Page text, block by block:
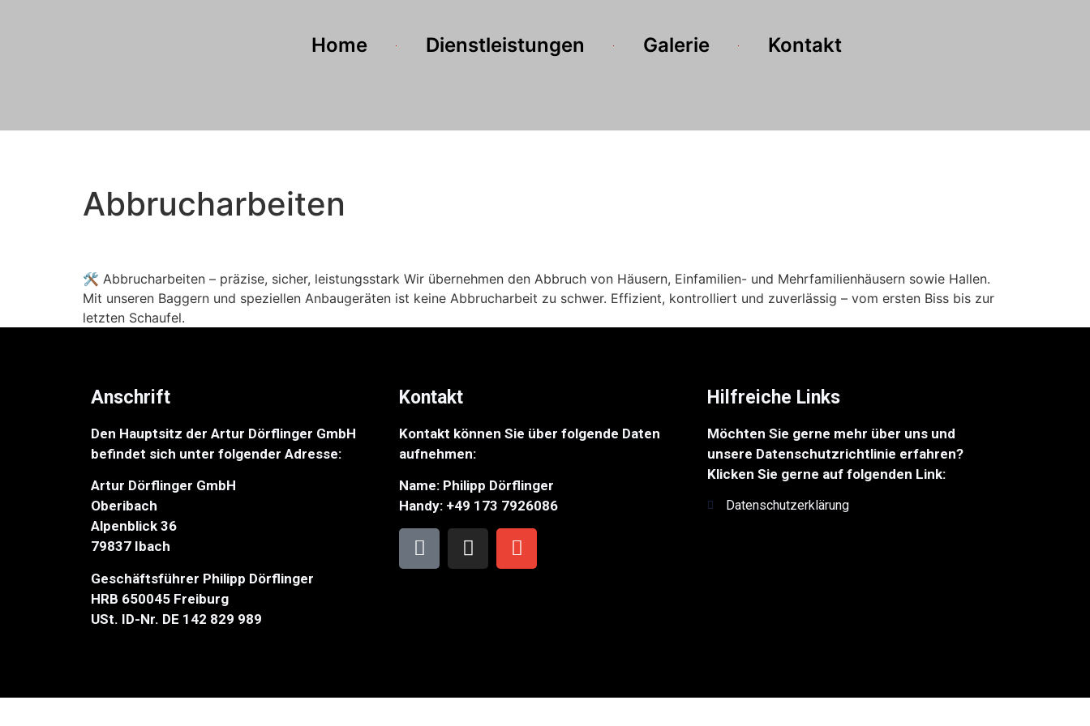
Home Dienstleistungen Galerie Kontakt
Abbrucharbeiten
🛠️ Abbrucharbeiten – präzise, sicher, leistungsstark Wir übernehmen den Abbruch von Häusern, Einfamilien- und Mehrfamilienhäusern sowie Hallen.
Mit unseren Baggern und speziellen Anbaugeräten ist keine Abbrucharbeit zu schwer. Effizient, kontrolliert und zuverlässig – vom ersten Biss bis zur
letzten Schaufel.
Anschrift
Den Hauptsitz der Artur Dörflinger GmbH
befindet sich unter folgender Adresse:
Artur Dörflinger GmbH
Oberibach
Alpenblick 36
79837 Ibach
Geschäftsführer Philipp Dörflinger
HRB 650045 Freiburg
USt. ID-Nr. DE 142 829 989
Kontakt
Kontakt können Sie über folgende Daten
aufnehmen:
Name: Philipp Dörflinger
Handy: +49 173 7926086
Hilfreiche Links
Möchten Sie gerne mehr über uns und
unsere Datenschutzrichtlinie erfahren?
Klicken Sie gerne auf folgenden Link:
Datenschutzerklärung